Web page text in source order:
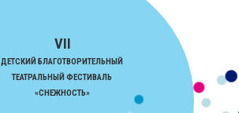
VII
ДЕТСКИЙ БЛАГОТВОРИТЕЛЬНЫЙ
ТЕАТРАЛЬНЫЙ ФЕСТИВАЛЬ
«СНЕЖНОСТЬ»